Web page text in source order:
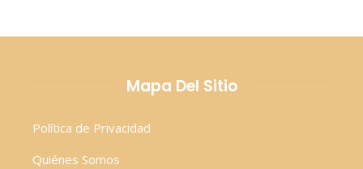
Mapa Del Sitio
Política de Privacidad
Quiénes Somos